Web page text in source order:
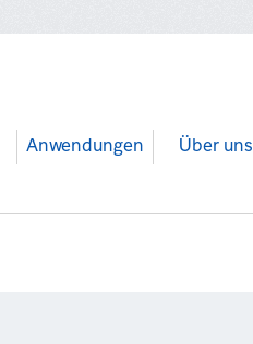
Anwendungen Über uns